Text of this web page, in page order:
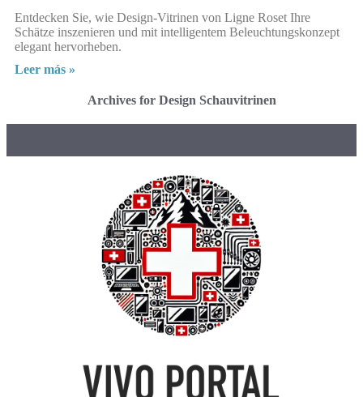
Entdecken Sie, wie Design-Vitrinen von Ligne Roset Ihre
Schätze inszenieren und mit intelligentem Beleuchtungskonzept
elegant hervorheben.
Leer más »
Archives for Design Schauvitrinen